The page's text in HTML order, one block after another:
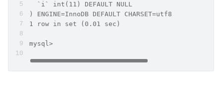
  `i` int(11) DEFAULT NULL
) ENGINE=InnoDB DEFAULT CHARSET=utf8
1 row in set (0.01 sec)
mysql>